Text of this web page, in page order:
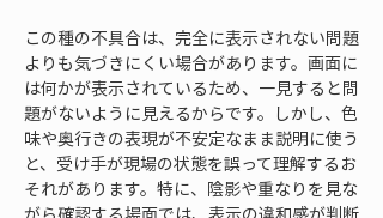
この種の不具合は、完全に表示されない問題
よりも気づきにくい場合があります。画面に
は何かが表示されているため、一見すると問
題がないように見えるからです。しかし、色
味や奥行きの表現が不安定なまま説明に使う
と、受け手が現場の状態を誤って理解するお
それがあります。特に、陰影や重なりを見な
がら確認する場面では、表示の違和感が判断